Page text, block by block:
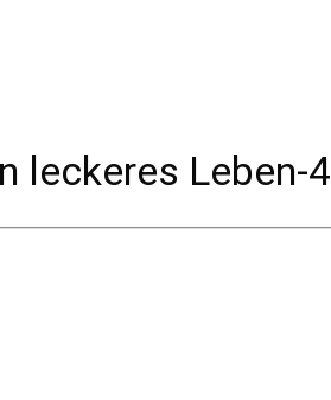
leckeres Leben-4